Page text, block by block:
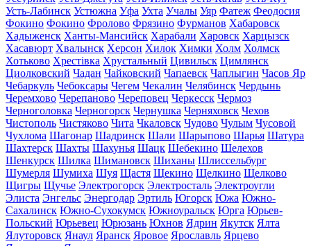
Усть-Лабинск Устюжна Уфа Ухта Учалы Уяр Фатеж Феодосия
Фокино Фокино Фролово Фрязино Фурманов Хабаровск
Хадыженск Ханты-Мансийск Харабали Харовск Харцызск
Хасавюрт Хвалынск Херсон Хилок Химки Холм Холмск
Хотьково Хрестівка Хрустальный Цивильск Цимлянск
Циолковский Чадан Чайковский Чапаевск Чаплыгин Часов Яр
Чебаркуль Чебоксары Чегем Чекалин Челябинск Чердынь
Черемхово Черепаново Череповец Черкесск Чермоз
Черноголовка Черногорск Чернушка Черняховск Чехов
Чистополь Чистяково Чита Чкаловск Чудово Чулым Чусовой
Чухлома Шагонар Шадринск Шали Шарыпово Шарья Шатура
Шахтерск Шахты Шахунья Шацк Шебекино Шелехов
Шенкурск Шилка Шимановск Шиханы Шлиссельбург
Шумерля Шумиха Шуя Щастя Щекино Щелкино Щелково
Щигры Щучье Электрогорск Электросталь Электроугли
Элиста Энгельс Энергодар Эртиль Югорск Южа Южно-
Сахалинск Южно-Сухокумск Южноуральск Юрга Юрьев-
Польский Юрьевец Юрюзань Юхнов Ядрин Якутск Ялта
Ялуторовск Янаул Яранск Яровое Ярославль Ярцево